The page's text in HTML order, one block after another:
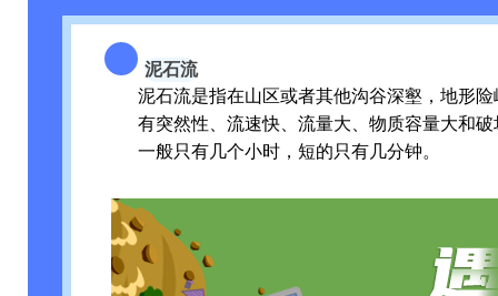
泥石流
泥石流是指在山区或者其他沟谷深壑，地形
有突然性、流速快、流量大、物质容量大和
一般只有几个小时，短的只有几分钟。